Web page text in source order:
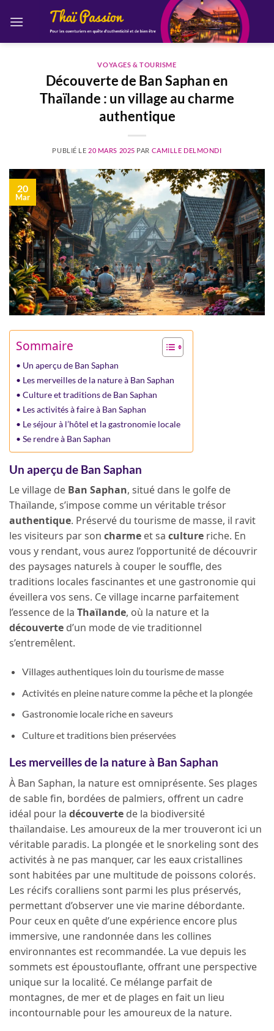
VOYAGES & TOURISME
Découverte de Ban Saphan en
Thaïlande : un village au charme
authentique
PUBLIÉ LE 20 MARS 2025 PAR CAMILLE DELMONDI
20
Mar
Sommaire
Un aperçu de Ban Saphan
Les merveilles de la nature à Ban Saphan
Culture et traditions de Ban Saphan
Les activités à faire à Ban Saphan
Le séjour à l’hôtel et la gastronomie locale
Se rendre à Ban Saphan
Un aperçu de Ban Saphan
Le village de Ban Saphan, situé dans le golfe de
Thaïlande, s’impose comme un véritable trésor
authentique. Préservé du tourisme de masse, il ravit
les visiteurs par son charme et sa culture riche. En
vous y rendant, vous aurez l’opportunité de découvrir
des paysages naturels à couper le souffle, des
traditions locales fascinantes et une gastronomie qui
éveillera vos sens. Ce village incarne parfaitement
l’essence de la Thaïlande, où la nature et la
découverte d’un mode de vie traditionnel
s’entremêlent.
Villages authentiques loin du tourisme de masse
Activités en pleine nature comme la pêche et la plongée
Gastronomie locale riche en saveurs
Culture et traditions bien préservées
Les merveilles de la nature à Ban Saphan
À Ban Saphan, la nature est omniprésente. Ses plages
de sable fin, bordées de palmiers, offrent un cadre
idéal pour la découverte de la biodiversité
thaïlandaise. Les amoureux de la mer trouveront ici un
véritable paradis. La plongée et le snorkeling sont des
activités à ne pas manquer, car les eaux cristallines
sont habitées par une multitude de poissons colorés.
Les récifs coralliens sont parmi les plus préservés,
permettant d’observer une vie marine débordante.
Pour ceux en quête d’une expérience encore plus
immersive, une randonnée dans les collines
environnantes est recommandée. La vue depuis les
sommets est époustouflante, offrant une perspective
unique sur la localité. Ce mélange parfait de
montagnes, de mer et de plages en fait un lieu
incontournable pour les amoureux de la nature.